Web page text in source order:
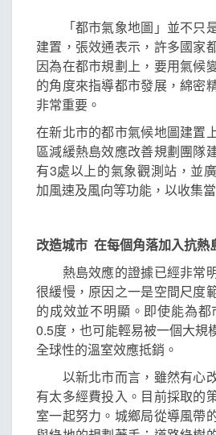
「都市氣象地圖」並不只
建置，張效通表示，許多國家
因為在都市規劃上，要用氣候
的角度來指導都市發展，綿密
非常重要。
在新北市的都市氣候地圖建置
區減緩熱島效應改善規劃團隊
有3處以上的氣象觀測站，並
加風速及風向等功能，以收集
改造城市 在每個角落加入抗熱
熱島效應的證據已經非常
很緩慢，原因之一是空間尺度
的成效並不明顯。即使能為
0.5度，也可能輕易被一個大規
全球性的溫室效應抵銷。
以新北市而言，雖然有心
有太多經費投入。目前採取的
室一起努力。城鄉局從導風帶